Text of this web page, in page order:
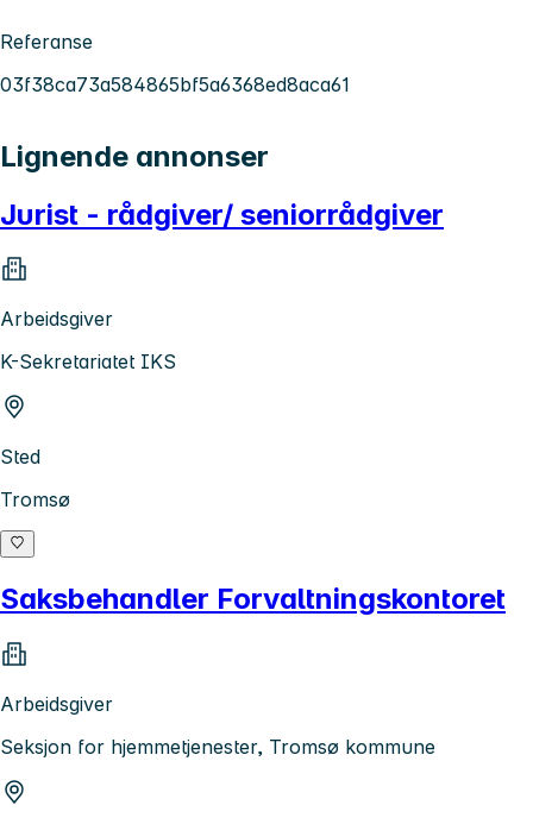
Referanse
03f38ca73a584865bf5a6368ed8aca61
Lignende annonser
Jurist - rådgiver/ seniorrådgiver
Arbeidsgiver
K-Sekretariatet IKS
Sted
Tromsø
Saksbehandler Forvaltningskontoret
Arbeidsgiver
Seksjon for hjemmetjenester, Tromsø kommune